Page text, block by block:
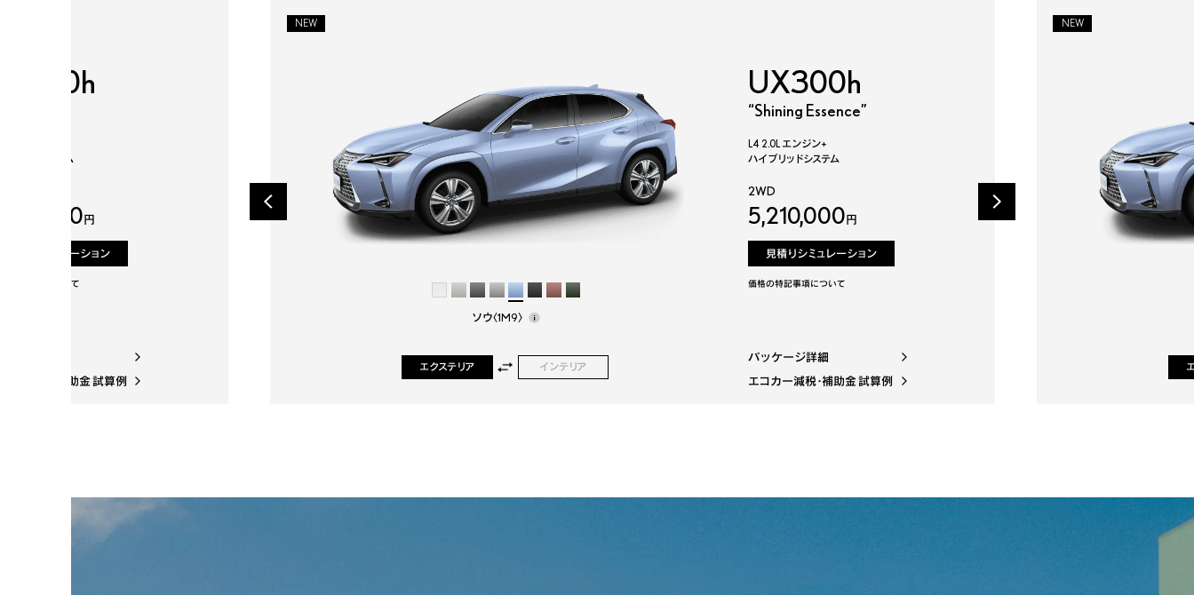
リッドシステム
円
見積りシミュレーション
特記事項について
カー減税・補助金 試算例
NEW
ソウ〈1M9〉
ヘーゼル
エクステリア インテリア
UX300h
“Shining Essence”
L4 2.0L エンジン+
ハイブリッドシステム
2WD
5,210,000円
見積りシミュレーション
価格の特記事項について
パッケージ詳細
エコカー減税・補助金 試算例
NEW